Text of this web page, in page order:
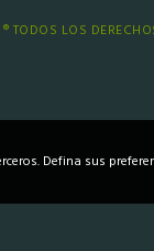
® TODOS LOS
Defina sus